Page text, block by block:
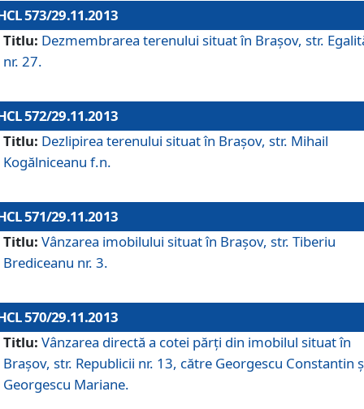
573/29.11.2013
Titlu: Dezmembrarea terenului situat în Braşov, str.
nr. 27.
572/29.11.2013
Titlu: Dezlipirea terenului situat în Braşov, str. Mihail
Kogălniceanu f.n.
571/29.11.2013
Titlu: Vânzarea imobilului situat în Braşov, str. Tiberiu
Brediceanu nr. 3.
570/29.11.2013
Titlu: Vânzarea directă a cotei părţi din imobilul situat în
Braşov, str. Republicii nr. 13, către Georgescu Constantin
Georgescu Mariane.